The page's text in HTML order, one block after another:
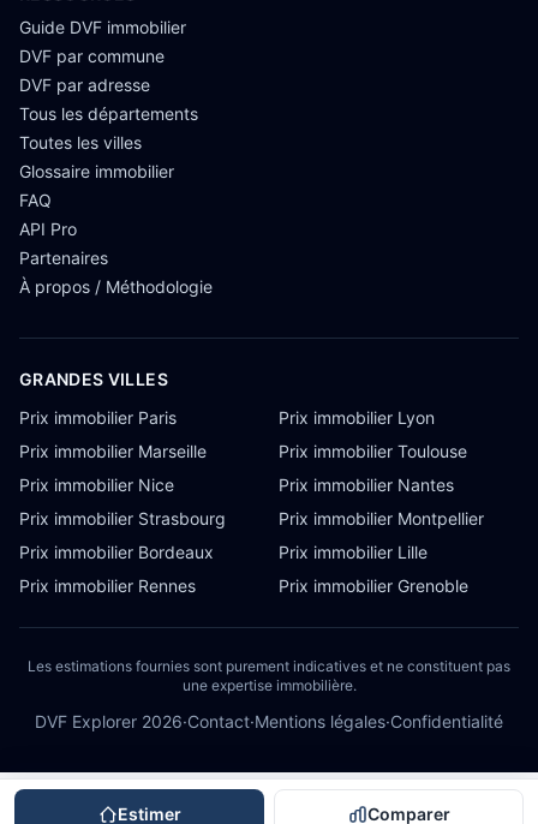
Estimer Comparer
Guide DVF immobilier
DVF par commune
DVF par adresse
Tous les départements
Toutes les villes
Glossaire immobilier
FAQ
API Pro
Partenaires
À propos / Méthodologie
GRANDES VILLES
Prix immobilier Paris
Prix immobilier Lyon
Prix immobilier Marseille
Prix immobilier Toulouse
Prix immobilier Nice
Prix immobilier Nantes
Prix immobilier Strasbourg
Prix immobilier Montpellier
Prix immobilier Bordeaux
Prix immobilier Lille
Prix immobilier Rennes
Prix immobilier Grenoble
Les estimations fournies sont purement indicatives et ne constituent pas
une expertise immobilière.
DVF Explorer 2026·Contact·Mentions légales·Confidentialité